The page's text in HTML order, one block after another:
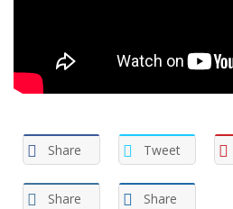
Share Tweet
Share Share